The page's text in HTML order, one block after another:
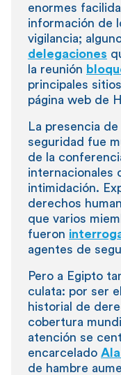
enormes
información de
vigilancia;
delegaciones
la reunión
principales
página web de
La presencia
seguridad fue
de la
internacionales
intimidación.
derechos
que varios
fueron
agentes de
Pero a Egipto
culata: por ser
historial de
cobertura
atención se
encarcelado
de hambre